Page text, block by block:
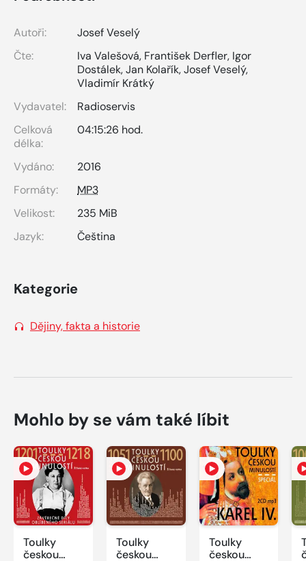
Autoři:
Josef Veselý
Čte:
Iva Valešová, František Derfler, Igor
Dostálek,Jan Kolařík,Josef Veselý,
Vladimír Krátký
Vydavatel:
Radioservis
Celková
délka:
04:15:26 hod.
Vydáno:
2016
Formáty:
MP3
Velikost:
235 MiB
Jazyk:
Čeština
Kategorie
Dějiny, fakta a historie
Mohlo by se vám také líbit
Toulky
českou
Toulky
českou
Toulky
českou